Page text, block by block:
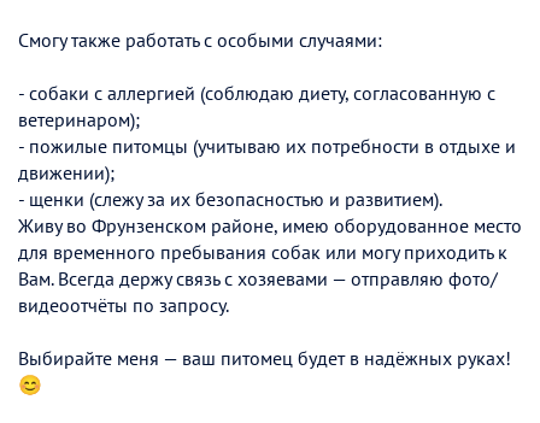
Смогу также работать с особыми случаями:
- собаки с аллергией (соблюдаю диету, согласованную с
ветеринаром);
- пожилые питомцы (учитываю их потребности в отдыхе и
движении);
- щенки (слежу за их безопасностью и развитием).
Живу во Фрунзенском районе, имею оборудованное место
для временного пребывания собак или могу приходить к
Вам. Всегда держу связь с хозяевами — отправляю фото/
видеоотчёты по запросу.
Выбирайте меня — ваш питомец будет в надёжных руках!
😊